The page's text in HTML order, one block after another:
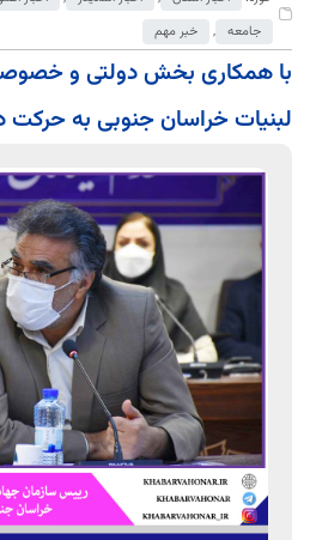
جامعه , خبر مهم
لبنیات خراسان جنوبی به حرکت